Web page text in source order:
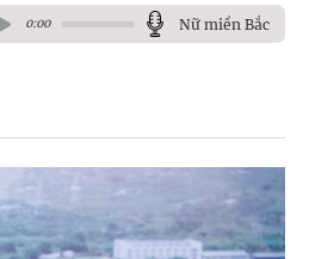
0:00 Nữ miền Bắc